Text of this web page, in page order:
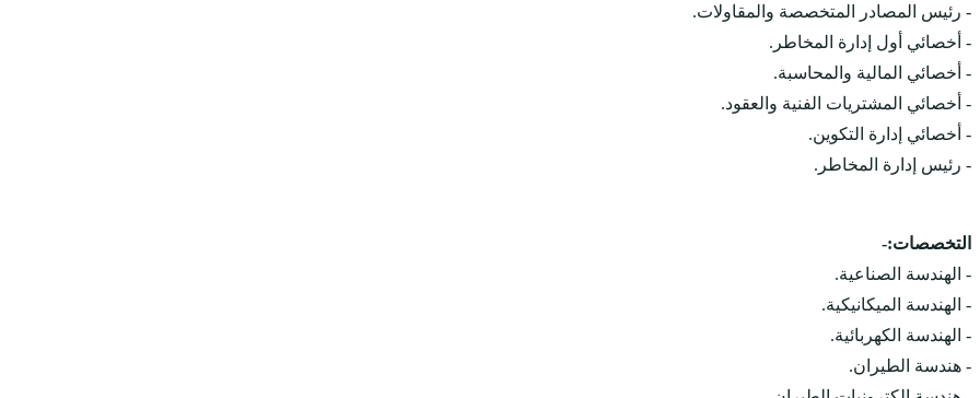
- رئيس المصادر المتخصصة والمقاولات.
- أخصائي أول إدارة المخاطر.
- أخصائي المالية والمحاسبة.
- أخصائي المشتريات الفنية والعقود.
- أخصائي إدارة التكوين.
- رئيس إدارة المخاطر.
التخصصات:-
- الهندسة الصناعية.
- الهندسة الميكانيكية.
- الهندسة الكهربائية.
- هندسة الطيران.